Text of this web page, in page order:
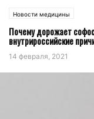
Новости медицины
Почему дорожает
внутрироссийские
14 февраля, 2021